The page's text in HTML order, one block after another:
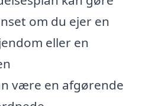
om du ejer en
eller en
være en afgørende